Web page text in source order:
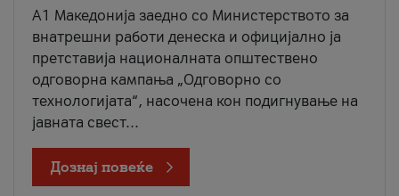
A1 Македонија заедно со Министерството за
внатрешни работи денеска и официјално ја
претставија националната општествено
одговорна кампања „Одговорно со
технологијата“, насочена кон подигнување на
јавната свест...
Дознај повеќе